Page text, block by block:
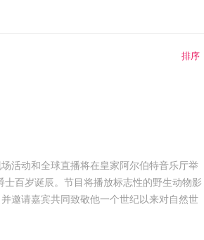
排序
活动和全球直播将在皇家阿尔伯特音乐厅举
士百岁诞辰。节目将播放标志性的野生动物影
邀请嘉宾共同致敬他一个世纪以来对自然世